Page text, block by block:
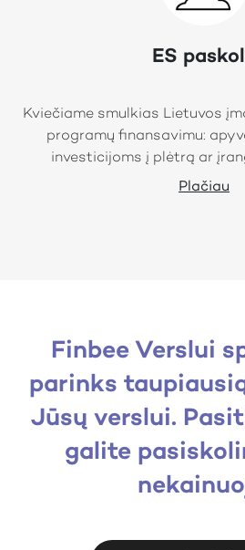
ES
Kviečiame smulkias Lietuvos
programų finansavimu:
investicijoms į plėtrą ar
Plačiau
Finbee Verslui
parinks
Jūsų verslui.
galite